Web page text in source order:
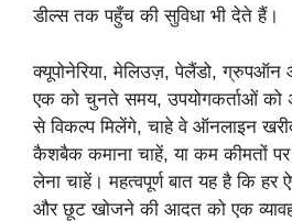
डील्स तक पहुँच की सुविधा भी देते हैं।
क्यूपोनेरिया, मेलिउज़, पेलैंडो, ग्रुपऑन
एक को चुनते समय, उपयोगकर्ताओं को
से विकल्प मिलेंगे, चाहे वे ऑनलाइन
कैशबैक कमाना चाहें, या कम कीमतों
लेना चाहें। महत्वपूर्ण बात यह है कि
और छूट खोजने की आदत को एक